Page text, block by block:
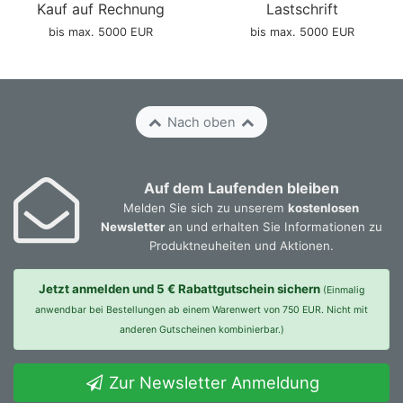
GrojaSolid Grande BPC Steckzaun-Set 180x180cm
BiColor co-extrudiert- Abschluss DB703
schwarz co-extrudiert- Alu-anthrazit DB703
steingrau co-extrudiert, Leiste DB703
GrojaSolid Grande BPC Steckzaun-Set 180x180cm
GrojaSolid Grande BPC Tor Sonderbreite H:180cm grau
- Rahmen DB703
GrojaSolid Grande BPC Tor Sonderbreite H:180cm grau
- Rahmen EV1
GrojaSolid Grande BPC Universal Tor 100x180cm
anthrazitgrau- Rahmen EV1
GrojaSolid Grande BPC Universal Tor 100x180cm
GrojaSolid Grande BPC Universal Tor 100x180cm
BiColor co-extrudiert-Rahmen EV1
Kauf auf Rechnung
bis max. 5000 EUR
Lastschrift
bis max. 5000 EUR
Nach oben
Auf dem Laufenden bleiben
Melden Sie sich zu unserem kostenlosen
Newsletteran und erhalten Sie Informationen zu
Produktneuheiten und Aktionen.
Jetzt anmelden und 5 € Rabattgutschein sichern (Einmalig
anwendbar bei Bestellungen ab einem Warenwert von 750 EUR. Nicht mit
anderen Gutscheinen kombinierbar.)
Zur Newsletter Anmeldung